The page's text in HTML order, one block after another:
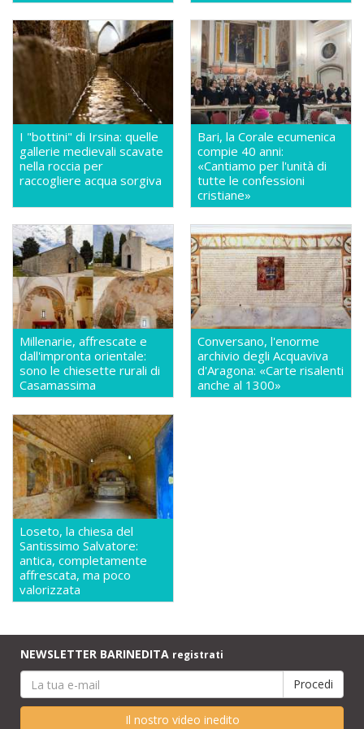
I "bottini" di Irsina: quelle
gallerie medievali scavate
nella roccia per
raccogliere acqua sorgiva
Bari, la Corale ecumenica
compie 40 anni:
«Cantiamo per l'unità di
tutte le confessioni
cristiane»
Millenarie, affrescate e
dall'impronta orientale:
sono le chiesette rurali di
Casamassima
Conversano, l'enorme
archivio degli Acquaviva
d'Aragona: «Carte risalenti
anche al 1300»
Loseto, la chiesa del
Santissimo Salvatore:
antica, completamente
affrescata, ma poco
valorizzata
NEWSLETTER BARINEDITA registrati
Il nostro video inedito